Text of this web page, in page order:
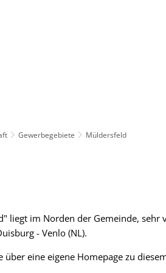
Gewerbegebiete Müldersfeld
liegt im Norden der Gemeinde,
- Venlo (NL).
eine eigene Homepage zu